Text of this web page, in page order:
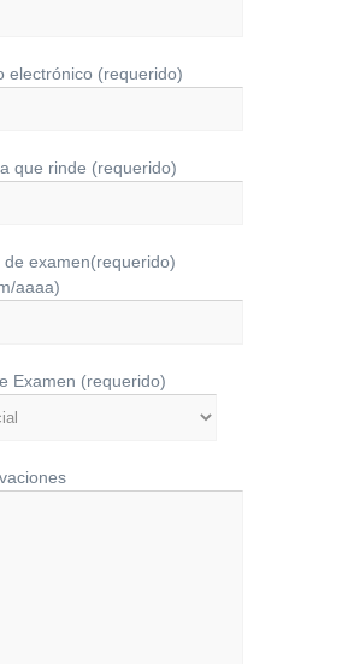
electrónico (requerido)
que rinde (requerido)
de examen(requerido)
aaaa)
Examen (requerido)